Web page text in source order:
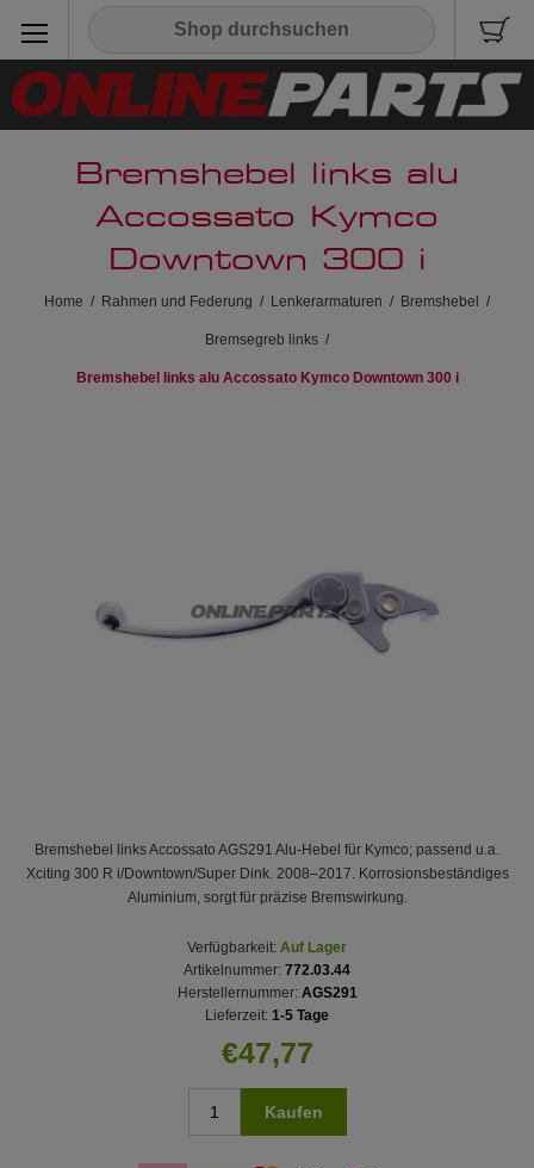
Bremshebel links alu
Accossato Kymco
Downtown 300 i
Home / Rahmen und Federung / Lenkerarmaturen / Bremshebel /
Bremsegreb links /
Bremshebel links alu Accossato Kymco Downtown 300 i
Bremshebel links Accossato AGS291 Alu-Hebel für Kymco; passend u.a.
Xciting 300 R i/Downtown/Super Dink. 2008–2017. Korrosionsbeständiges
Aluminium, sorgt für präzise Bremswirkung.
Verfügbarkeit: Auf Lager
Artikelnummer: 772.03.44
Herstellernummer: AGS291
Lieferzeit: 1-5 Tage
€47,77
Kaufen